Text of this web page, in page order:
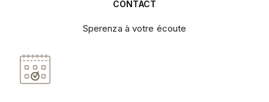
CONTACT
Sperenza à votre écoute